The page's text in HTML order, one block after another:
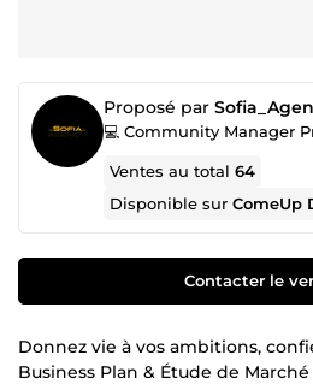
Proposé par
Ventes au total64
Disponible surComeUp
Contacter le
Donnez vie à vos ambitions,
Business Plan & Étude de